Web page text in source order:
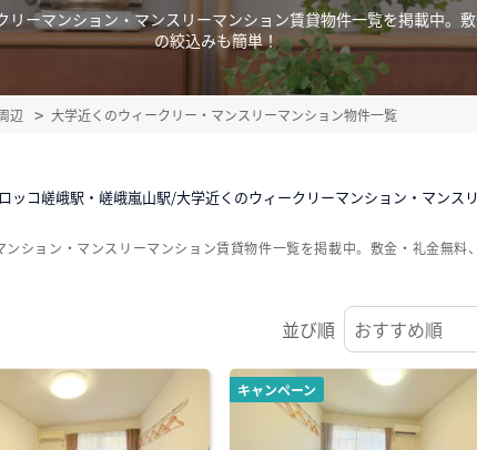
ーマンション・マンスリーマンション賃貸物件一覧を掲載中。
の絞込みも簡単！
辺 大学近くのウィークリー・マンスリーマンション物件一覧
ッコ嵯峨駅・嵯峨嵐山駅/大学近くのウィークリーマンション・マンス
並び順
キャンペーン
ション・マンスリーマンション賃貸物件一覧を掲載中。敷金・礼金無料